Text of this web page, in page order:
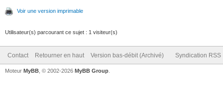
Voir une version imprimable
Utilisateur(s) parcourant ce sujet : 1 visiteur(s)
Contact Retourner en haut Version bas-débit (Archivé) Syndication RSS
Moteur MyBB , © 2002-2026 MyBB Group